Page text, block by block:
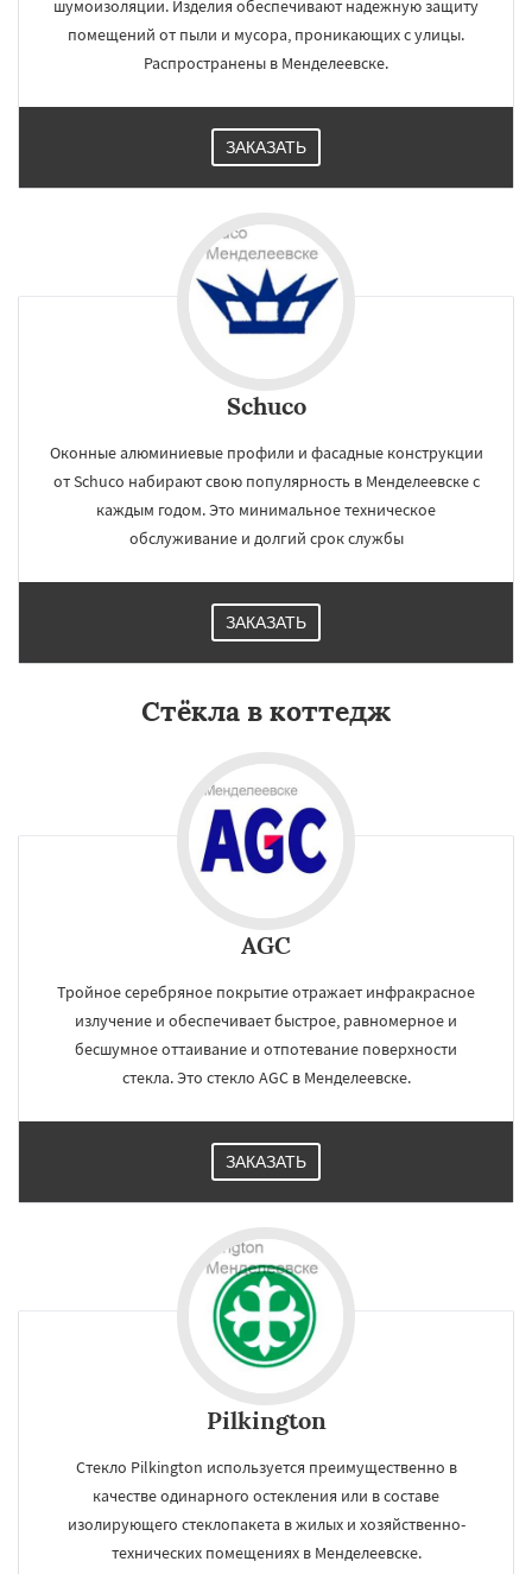
шумоизоляции. Изделия обеспечивают надежную защиту
помещений от пыли и мусора, проникающих с улицы.
Распространены в Менделеевске.
ЗАКАЗАТЬ
Schuco
Оконные алюминиевые профили и фасадные конструкции
от Schuco набирают свою популярность в Менделеевске с
каждым годом. Это минимальное техническое
обслуживание и долгий срок службы
ЗАКАЗАТЬ
Стёкла в коттедж
AGC
Тройное серебряное покрытие отражает инфракрасное
излучение и обеспечивает быстрое, равномерное и
бесшумное оттаивание и отпотевание поверхности
стекла. Это стекло AGC в Менделеевске.
ЗАКАЗАТЬ
Pilkington
Стекло Pilkington используется преимущественно в
качестве одинарного остекления или в составе
изолирующего стеклопакета в жилых и хозяйственно-
технических помещениях в Менделеевске.